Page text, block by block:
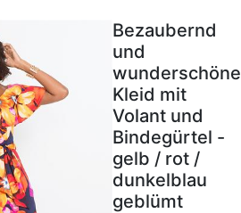
Bezaubernd
und
wunderschöne
Kleid mit
Volant und
Bindegürtel -
gelb / rot /
dunkelblau
geblümt